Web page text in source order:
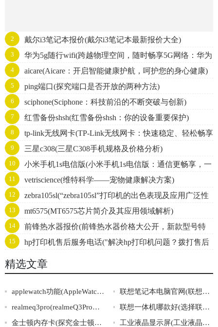
2 戴尔i3笔记本报价(戴尔i3笔记本最新报价大全)
3
华为5g随行wifi(跨越物理空间，随时畅享5G网络：华为
随行WiFi)
4 aicare(Aicare：开启智能健康护航，呵护您的身心健康)
5 ping端口(探究端口是否开放的两种方法)
6 sciphone(Sciphone：科技前沿的不断突破与创新)
7 红雪备份shsh(红雪备份shsh：你的设备重要保护)
8
tp-link无线网卡(TP-Link无线网卡：快速稳定、轻松畅享
无线网络)
9 三星c308(三星C308手机规格及价格分析)
10
小米手机1s电信版(小米手机1s电信版：通信更畅享，一
键轻松快捷)
11 vetriscience(维特科学——宠物健康解决方案)
12
zebra105sl(“zebra105sl”打印机的出色表现及应用广泛性
简介)
13 mt6575(MT6575芯片简介及其应用领域解析)
14
前锋热水器报价(前锋热水器价格大公开，新款型号特
价优惠！)
15
hp打印机售后服务电话("解决hp打印机问题？拨打售后
服务电话立即获得帮助！")
精选文章
applewatch功能(AppleWatch的功能介绍及使用攻略推荐)
联想笔记本电脑官网(联想笔记本电脑官网：轻松选购，畅享高效生活)
realmeq3pro(realmeQ3Pro：一款性能卓越的高性价比5G手机)
联想一体机哪款好(选择联想一体机的技巧与推荐)
金士顿内存卡(探究金士顿内存卡的优势与劣势)
工业液晶显示屏(工业液晶显示屏：高可靠性产品应用广泛)